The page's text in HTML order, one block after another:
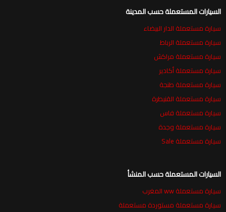
السيارات المستعملة حسب المدينة
سيارة مستعملة الدار البيضاء
سيارة مستعملة الرباط
سيارة مستعملة مراكش
سيارة مستعملة أكادير
سيارة مستعملة طنجة
سيارة مستعملة القنيطرة
سيارة مستعملة فاس
سيارة مستعملة وجدة
سيارة مستعملة Sale
السيارات المستعملة حسب المنشأ
سيارة مستعملة ww المغرب
سيارة مستعملة مستوردة مستعملة